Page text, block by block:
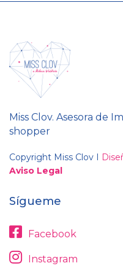
Miss Clov. Asesora de
shopper
Copyright Miss Clov I
Aviso Legal
Sígueme
Facebook
Instagram